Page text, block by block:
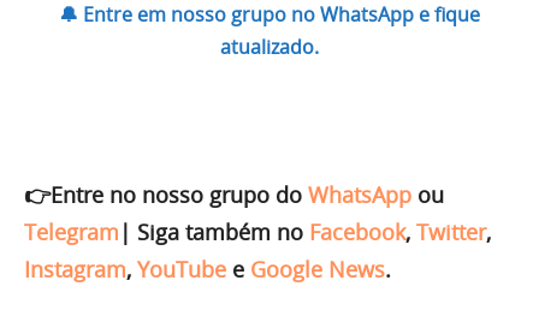
🔔 Entre em nosso grupo no WhatsApp e fique
atualizado.
👉Entre no nosso grupo do WhatsApp ou
Telegram | Siga também no Facebook, Twitter,
Instagram, YouTube e Google News.